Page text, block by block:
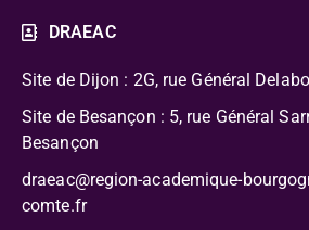
DRAEAC
Site de Dijon : 2G, rue Général
Site de Besançon : 5, rue Général
Besançon
draeac@region-academique-
comte.fr